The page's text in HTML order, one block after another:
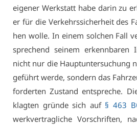
ei­ge­ner Werk­statt ha­be dar­in zu
er für die Ver­kehrs­si­cher­heit des
hen wol­le. In ei­nem sol­chen Fall
spre­chend sei­nem er­kenn­ba­ren
nicht nur die Haupt­un­ter­su­chung
ge­führt wer­de, son­dern das
for­der­ten Zu­stand ent­spre­che.
klag­ten grün­de sich auf § 463
werk­ver­trag­li­che Vor­schrif­ten,